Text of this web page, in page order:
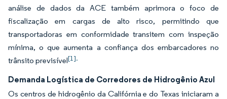
análise de dados da ACE também aprimora o foco de
fiscalização em cargas de alto risco, permitindo que
transportadoras em conformidade transitem com inspeção
mínima, o que aumenta a confiança dos embarcadores no
trânsito previsível[1].
Demanda Logística de Corredores de Hidrogênio Azul
Os centros de hidrogênio da Califórnia e do Texas iniciaram a